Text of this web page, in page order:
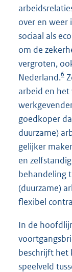
over en weer
sociaal als
om de
vergroten,
Nederland.6
arbeid en het
goedkoper
duurzame)
gelijker
en
behandeling
(duurzame)
flexibel
In de
beschrijft het
speelveld